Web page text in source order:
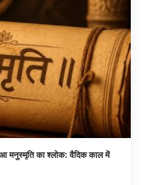
मनुस्मृति का श्लोक: वैदिक काल में